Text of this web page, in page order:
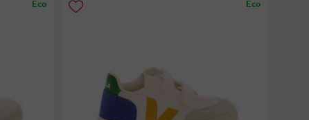
Eco Eco